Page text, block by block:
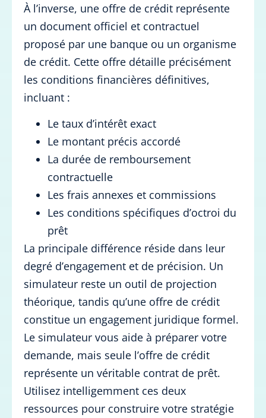
À l’inverse, une offre de crédit représente
un document officiel et contractuel
proposé par une banque ou un organisme
de crédit. Cette offre détaille précisément
les conditions financières définitives,
incluant :
Le taux d’intérêt exact
Le montant précis accordé
La durée de remboursement
contractuelle
Les frais annexes et commissions
Les conditions spécifiques d’octroi du
prêt
La principale différence réside dans leur
degré d’engagement et de précision. Un
simulateur reste un outil de projection
théorique, tandis qu’une offre de crédit
constitue un engagement juridique formel.
Le simulateur vous aide à préparer votre
demande, mais seule l’offre de crédit
représente un véritable contrat de prêt.
Utilisez intelligemment ces deux
ressources pour construire votre stratégie